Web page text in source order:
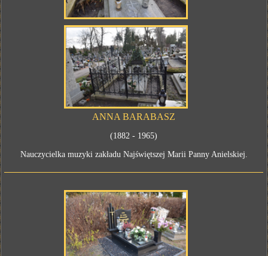
ANNA BARABASZ
(1882 - 1965)
Nauczycielka muzyki zakładu Najświętszej Marii Panny Anielskiej.